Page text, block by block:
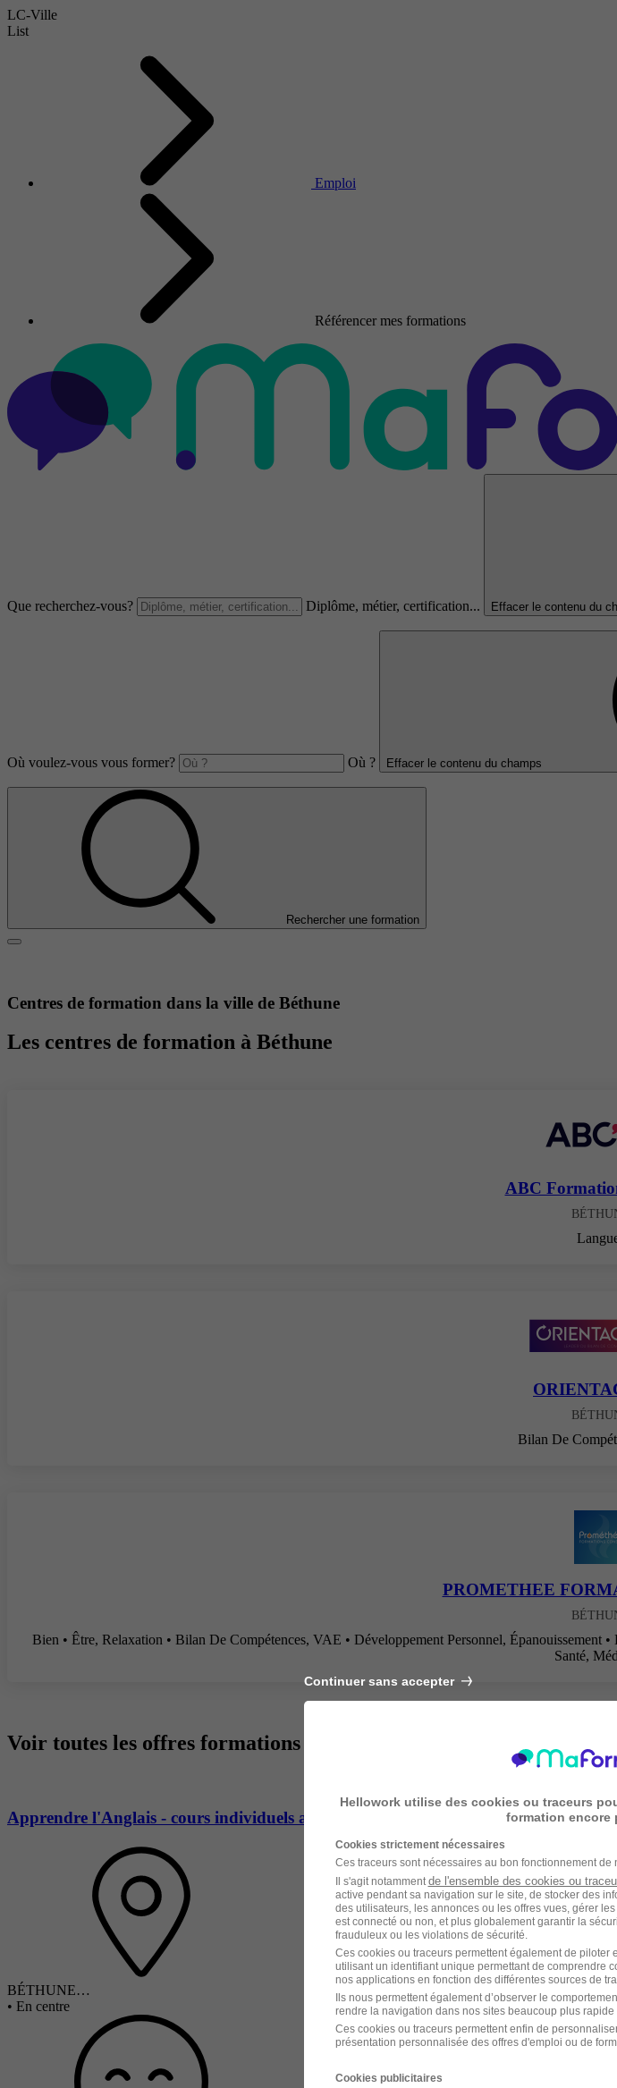
LC-Ville
List
Emploi
Référencer mes formations
Que recherchez-vous? Diplôme, métier, certification... Effacer le contenu du
Où voulez-vous vous former? Où ? Effacer le contenu du champs
Rechercher une formation
Centres de formation dans la ville de Béthune
Les centres de formation à Béthune
ABC
Bilan De
PROMETHEE
Bien • Être, Relaxation • Bilan De Compétences, VAE • Développement Personnel,
Santé,
Voir toutes les offres formations à Béthune
Apprendre l'Anglais - cours individuels adulte CPF
BÉTHUNE…
• En centre
Continuer sans accepter
Hellowork utilise des cookies ou traceurs
formation encore
Cookies strictement nécessaires
Ces traceurs sont nécessaires au bon fonctionnement de
Il s'agit notamment de l'ensemble des cookies ou
active pendant sa navigation sur le site, de stocker des
des utilisateurs, les annonces ou les offres vues, gérer
est connecté ou non, et plus globalement garantir la
frauduleux ou les violations de sécurité.
Ces cookies ou traceurs permettent également de
utilisant un identifiant unique permettant de comprendre
nos applications en fonction des différentes sources de
Ils nous permettent également d’observer le
rendre la navigation dans nos sites beaucoup plus rapide
Ces cookies ou traceurs permettent enfin de
présentation personnalisée des offres d'emploi ou de
Cookies publicitaires